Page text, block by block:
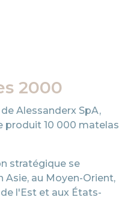
2000
Alessanderx SpA,
produit 10 000 matelas
stratégique se
Asie, au Moyen-Orient,
l'Est et aux États-